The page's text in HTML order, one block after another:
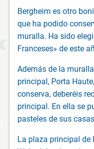
Bergheim es otro
que ha podido
muralla. Ha sido
Franceses» de este
Además de la
principal, Porta
conserva, deberéis
principal. En ella se
pasteles de sus
La plaza principal de